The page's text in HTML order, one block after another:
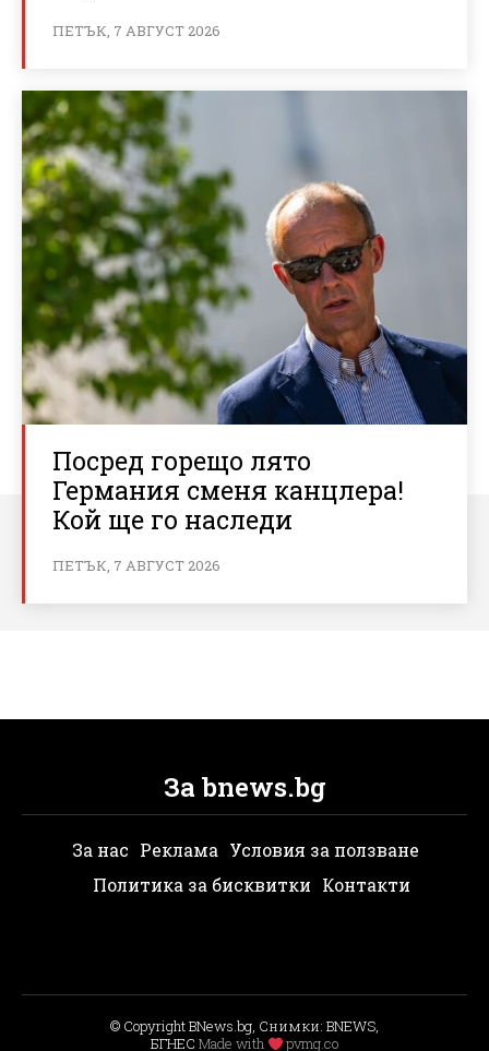
ПЕТЪК, 7 АВГУСТ 2026
Посред горещо лято
Германия сменя канцлера!
Кой ще го наследи
ПЕТЪК, 7 АВГУСТ 2026
За bnews.bg
За нас Реклама Условия за ползване
Политика за бисквитки Контакти
© Copyright BNews.bg, Снимки: BNEWS,
БГНЕС Мade with pvmg.co